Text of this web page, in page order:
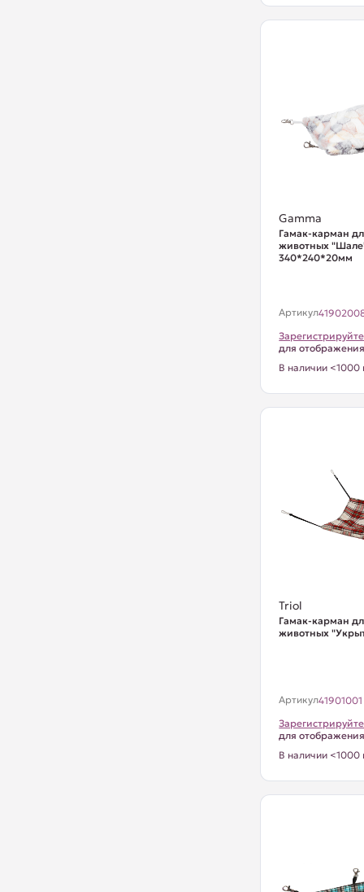
Gamma
Гамак-карман
животных
340*240*20мм
Артикул
для
В наличии <1000
Triol
Гамак-карман
животных
Артикул41901001
для
В наличии <1000